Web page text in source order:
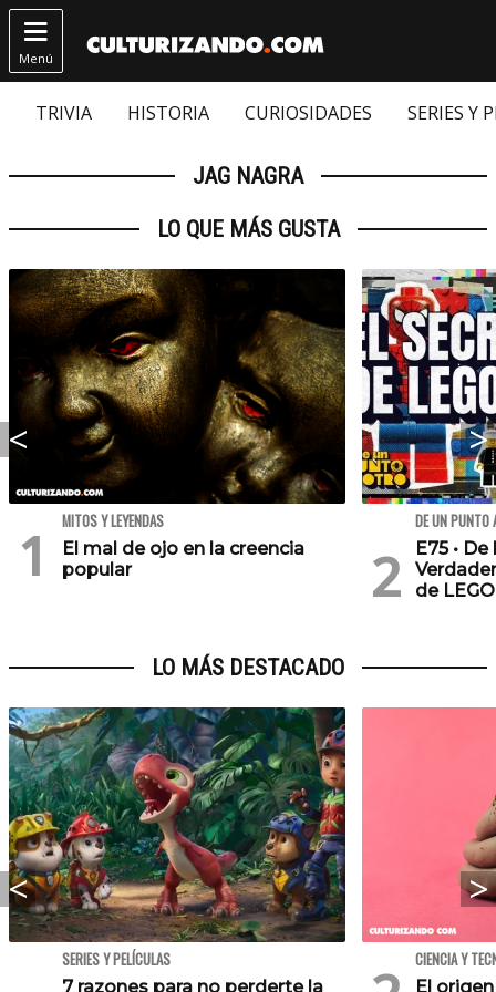

Menú
TRIVIA HISTORIA CURIOSIDADES SERIES Y
JAG NAGRA
LO QUE MÁS GUSTA
MITOS Y LEYENDAS
El mal de ojo en la creencia
popular
DE UN PUNTO
E75 •
de
LO MÁS DESTACADO
SERIES Y PELÍCULAS
7 razones para no perderte la
CIENCIA Y
El